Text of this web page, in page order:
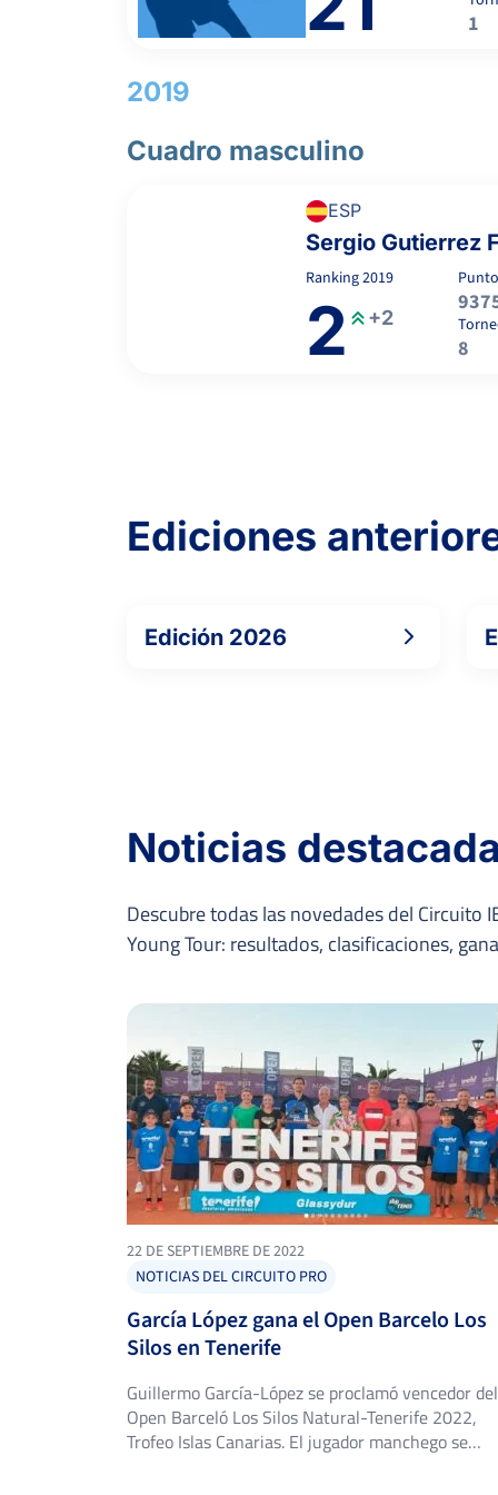
1
2019
Cuadro masculino
ESP
Sergio Gutierrez
Ranking2019
2 +2
8
Ediciones
Edición 2026
Noticias
Descubre todas las novedades del Circuito
Young Tour: resultados, clasificaciones,
22 DE SEPTIEMBRE DE 2022
NOTICIAS DEL CIRCUITO PRO
García López gana el Open Barcelo Los
Silos en Tenerife
Guillermo García-López se proclamó vencedor
Open Barceló Los Silos Natural-Tenerife 2022,
Trofeo Islas Canarias. El jugador manchego se